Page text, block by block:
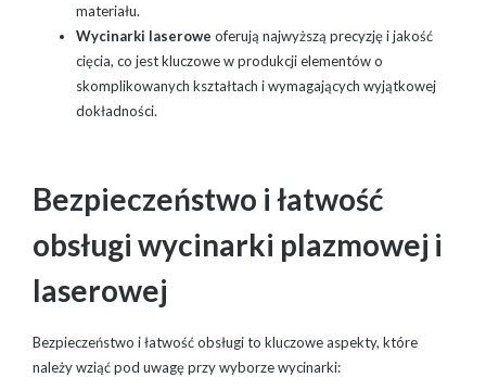
materiału.
Wycinarki laserowe oferują najwyższą precyzję i jakość
cięcia, co jest kluczowe w produkcji elementów o
skomplikowanych kształtach i wymagających wyjątkowej
dokładności.
Bezpieczeństwo i łatwość
obsługi wycinarki plazmowej i
laserowej
Bezpieczeństwo i łatwość obsługi to kluczowe aspekty, które
należy wziąć pod uwagę przy wyborze wycinarki: